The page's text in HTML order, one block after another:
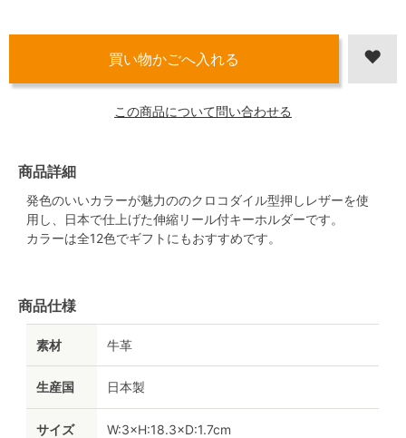
この商品について問い合わせる
商品詳細
発色のいいカラーが魅力ののクロコダイル型押しレザーを使
用し、日本で仕上げた伸縮リール付キーホルダーです。
カラーは全12色でギフトにもおすすめです。
商品仕様
素材 牛革
生産国 日本製
サイズ W:3×H:18.3×D:1.7cm